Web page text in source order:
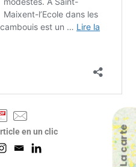
La carte
en un clic